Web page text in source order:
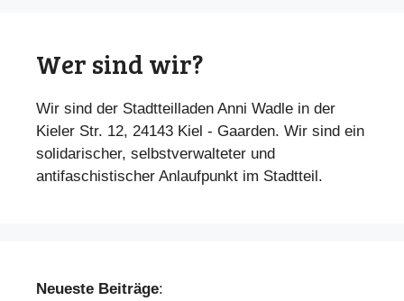
Wer sind wir?
Wir sind der Stadtteilladen Anni Wadle in der
Kieler Str. 12, 24143 Kiel - Gaarden. Wir sind ein
solidarischer, selbstverwalteter und
antifaschistischer Anlaufpunkt im Stadtteil.
Neueste Beiträge: